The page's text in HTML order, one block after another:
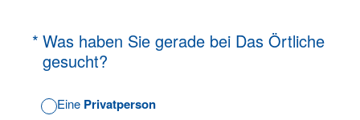
* Was haben Sie gerade bei Das Örtliche
gesucht?
(Erforderlich.)
Eine Privatperson